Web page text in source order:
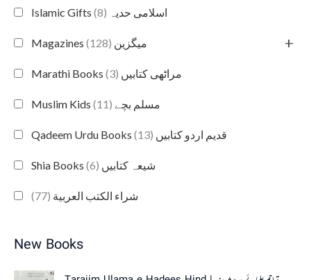
Islamic Gifts اسلامی حدیہ (8)
Magazines میگزین (128) +
Marathi Books مراٹھی کتابیں (3)
Muslim Kids مسلم بچے (11)
Qadeem Urdu Books قدیم اردو کتابیں (13)
Shia Books شیعہ کتابیں (6)
شراء الكتب العربية (77)
New Books